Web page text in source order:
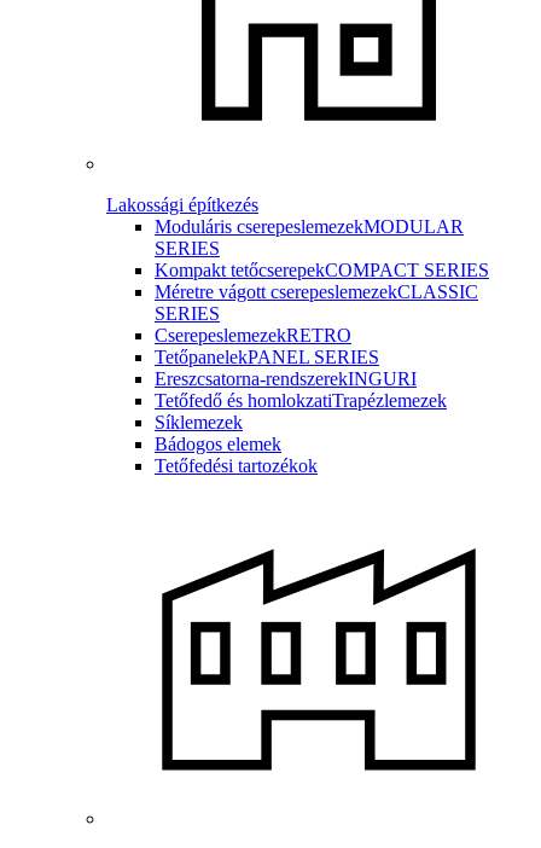
Lakossági építkezés
Moduláris cserepeslemezekMODULAR
SERIES
Kompakt tetőcserepekCOMPACT SERIES
Méretre vágott cserepeslemezekCLASSIC
SERIES
CserepeslemezekRETRO
TetőpanelekPANEL SERIES
Ereszcsatorna-rendszerekINGURI
Tetőfedő és homlokzatiTrapézlemezek
Síklemezek
Bádogos elemek
Tetőfedési tartozékok